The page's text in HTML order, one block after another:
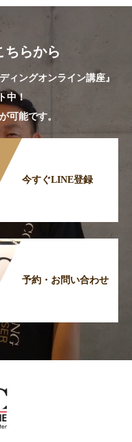
ちらから
ィングオンライン講座』
中！
可能です。
今すぐLINE登録
予約・お問い合わせ